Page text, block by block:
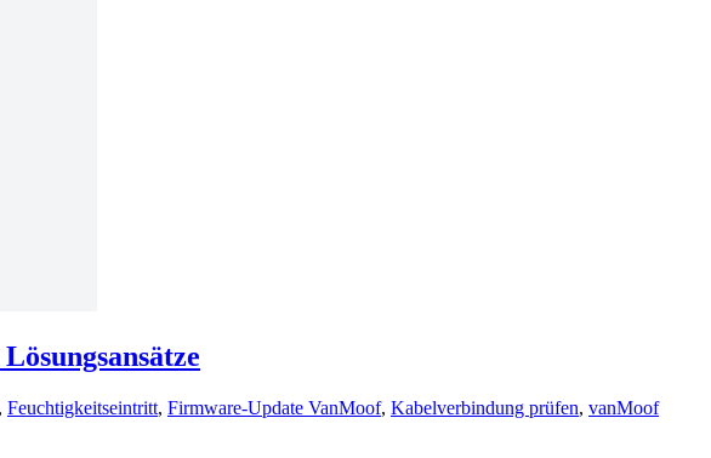
, Feuchtigkeitseintritt, Firmware-Update VanMoof, Kabelverbindung prüfen, vanMoof